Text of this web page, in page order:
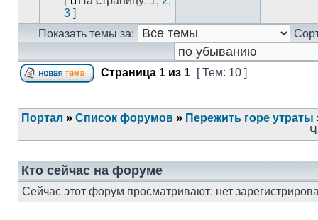
3 ]
Показать темы за:
Страница 1 из 1 [ Тем: 10 ]
Портал » Список форумов » Пережить горе утраты
Кто сейчас на форуме
Сейчас этот форум просматривают: нет